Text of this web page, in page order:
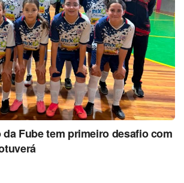
Fube tem primeiro desafio com